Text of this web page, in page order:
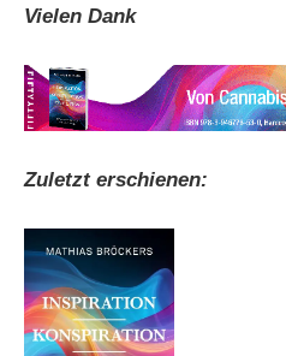
Vielen Dank
Zuletzt erschienen: